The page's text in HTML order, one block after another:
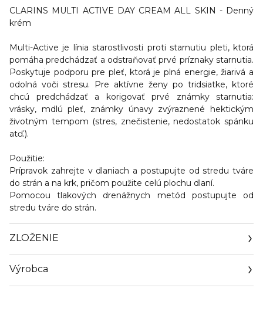
CLARINS MULTI ACTIVE DAY CREAM ALL SKIN - Denný
krém
Multi-Active je línia starostlivosti proti starnutiu pleti, ktorá
pomáha predchádzať a odstraňovať prvé príznaky starnutia.
Poskytuje podporu pre pleť, ktorá je plná energie, žiarivá a
odolná voči stresu. Pre aktívne ženy po tridsiatke, ktoré
chcú predchádzať a korigovať prvé známky starnutia:
vrásky, mdlú pleť, známky únavy zvýraznené hektickým
životným tempom (stres, znečistenie, nedostatok spánku
atď.).
Použitie:
Prípravok zahrejte v dlaniach a postupujte od stredu tváre
do strán a na krk, pričom použite celú plochu dlaní.
Pomocou tlakových drenážnych metód postupujte od
stredu tváre do strán.
ZLOŽENIE
Výrobca